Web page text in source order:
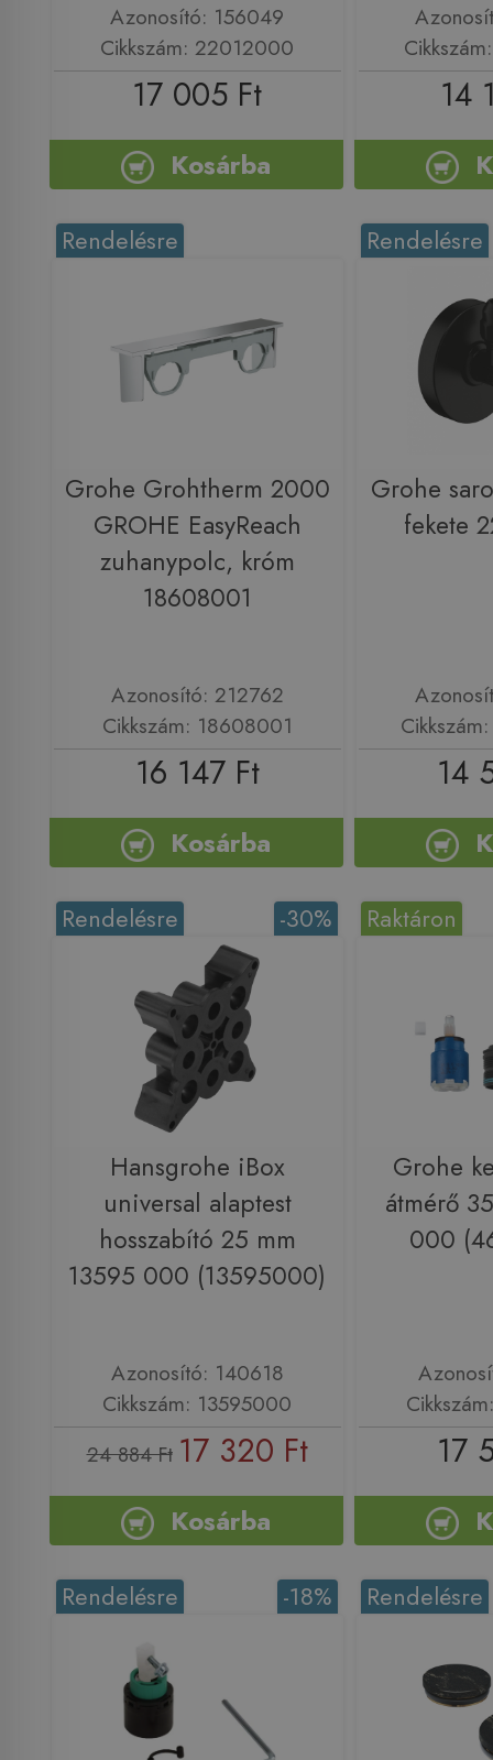
Azonosító: 156049
Cikkszám: 22012000
17 005 Ft
Kosárba
14
Rendelésre
Grohe Grohtherm 2000
GROHE EasyReach
zuhanypolc, króm
18608001
Azonosító: 212762
Cikkszám: 18608001
16 147 Ft
Kosárba
Rendelésre
Grohe
fekete
14
-30%
Rendelésre
Hansgrohe iBox
universal alaptest
hosszabító 25 mm
13595 000 (13595000)
Azonosító: 140618
Cikkszám: 13595000
24 884 Ft 17 320 Ft
Kosárba
Raktáron
Grohe
átmérő
000
17
-18%
Rendelésre Rendelésre